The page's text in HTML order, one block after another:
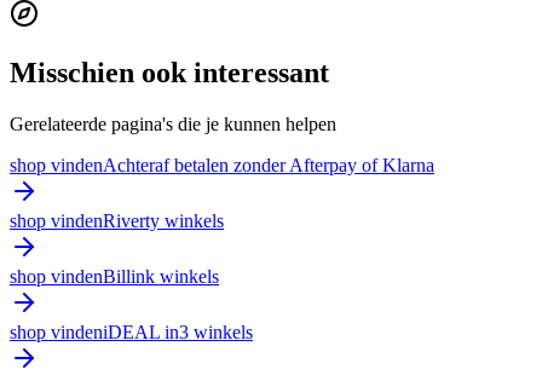
Misschien ook interessant
Gerelateerde pagina's die je kunnen helpen
shop vindenAchteraf betalen zonder Afterpay of Klarna
shop vindenRiverty winkels
shop vindenBillink winkels
shop vindeniDEAL in3 winkels